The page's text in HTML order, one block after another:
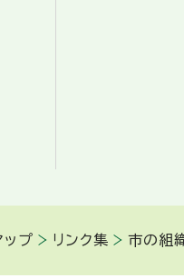
ップ リンク集 市の組